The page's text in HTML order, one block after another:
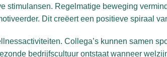
stimulansen. Regelmatige beweging
Dit creëert een positieve spiraal
Collega’s kunnen samen
bedrijfscultuur ontstaat wanneer